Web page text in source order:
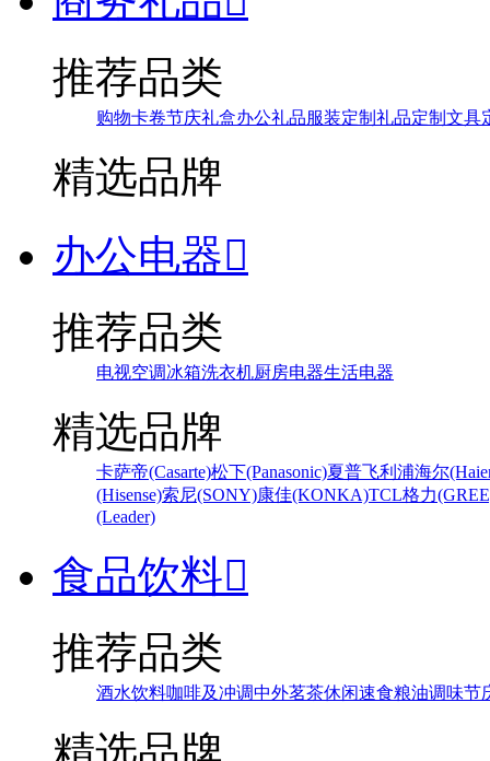
推荐品类
购物卡卷节庆礼盒办公礼品服装定制 礼品定制 文具
精选品牌
办公电器
推荐品类
电视空调冰箱洗衣机厨房电器生活电器
精选品牌
卡萨帝(Casarte)松下(Panasonic)夏普飞利浦海尔
(Hisense)索尼(SONY)康佳(KONKA)TCL格力
(Leader)
食品饮料
推荐品类
酒水饮料咖啡及冲调中外茗茶休闲速食粮油调味节
精选品牌